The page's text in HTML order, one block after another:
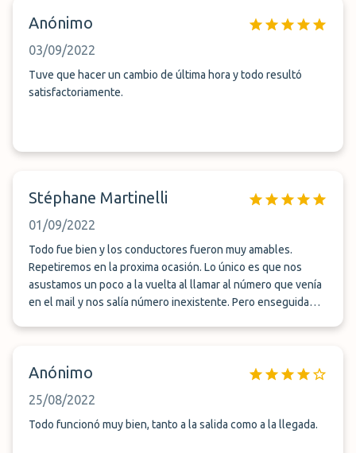
Anónimo
03/09/2022
Tuve que hacer un cambio de última hora y todo resultó
satisfactoriamente.
Stéphane Martinelli
01/09/2022
Todo fue bien y los conductores fueron muy amables.
Repetiremos en la proxima ocasión. Lo único es que nos
asustamos un poco a la vuelta al llamar al número que venía
en el mail y nos salía número inexistente. Pero enseguida
Anónimo
25/08/2022
Todo funcionó muy bien, tanto a la salida como a la llegada.